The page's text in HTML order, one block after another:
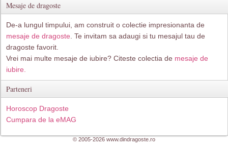
Mesaje de dragoste
De-a lungul timpului, am construit o colectie impresionanta de
mesaje de dragoste . Te invitam sa adaugi si tu mesajul tau de
dragoste favorit.
Vrei mai multe mesaje de iubire? Citeste colectia de mesaje de
iubire.
Parteneri
Horoscop Dragoste
Cumpara de la eMAG
© 2005-2026 www.dindragoste.ro